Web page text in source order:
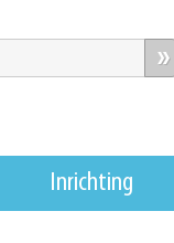
»
Inrichting